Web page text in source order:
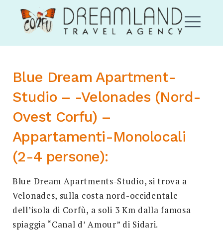
content
Corfu Dream Land
Search
for:
SEARCH
Blue Dream Apartment-
Studio – -Velonades (Nord-
Ovest Corfu) –
Appartamenti-Monolocali
(2-4 persone):
Blue Dream Apartments-Studio, si trova a
Velonades, sulla costa nord-occidentale
dell’isola di Corfù, a soli 3 Km dalla famosa
spiaggia “Canal d’ Amour” di Sidari.